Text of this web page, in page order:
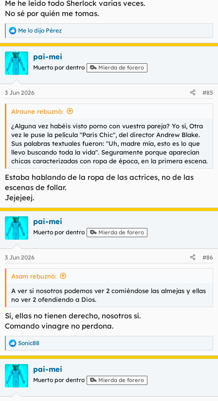
Me he leído todo Sherlock varias veces.
No sé por quién me tomas.
R
e
a
c
c
i
e
s
Me lo dijo Pérez
pai-mei
Muerto por dentro Mierda de forero
3 Jun 2026 #85
Alraune rebuznó:
¿Alguna vez habéis visto porno con vuestra pareja? Yo sí, Otra
vez le puse la película "Paris Chic", del director Andrew Blake.
Sus palabras textuales fueron: "Uh, madre mía, esto es lo que
llevo buscando toda la vida". Seguramente porque aparecían
chicas caracterizadas con ropa de época, en la primera escena.
Estaba hablando de la ropa de las actrices, no de las
escenas de follar.
Jejejeej.
pai-mei
Muerto por dentro Mierda de forero
3 Jun 2026 #86
Asam rebuznó:
A ver si nosotros podemos ver 2 comiéndose las almejas y ellas
no ver 2 ofendiendo a Dios.
Sí, ellas no tienen derecho, nosotros sí.
Comando vinagre no perdona.
R
e
a
c
c
i
Sonic88
pai-mei
Muerto por dentro Mierda de forero